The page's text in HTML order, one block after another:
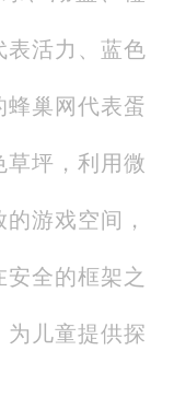
表活力、蓝色
巢网代表蛋
草坪，利用微
游戏空间，
全的框架之
为儿童提供探